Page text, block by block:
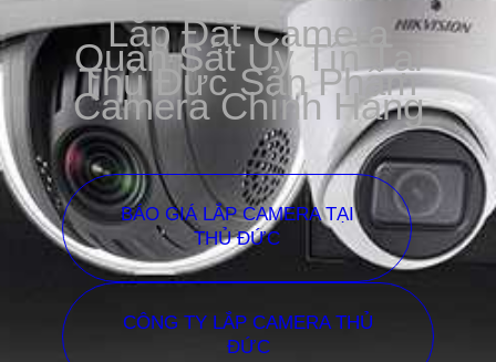
Lắp Đặt Camera
Quan Sát Uy Tín Tại
Thủ Đức Sản Phẩm
Camera Chính Hãng
BÁO GIÁ LẮP CAMERA TẠI
THỦ ĐỨC
CÔNG TY LẮP CAMERA THỦ
ĐỨC